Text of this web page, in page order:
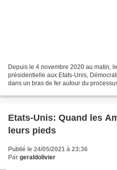
Depuis le 4 novembre 2020 au matin,
présidentielle aux Etats-Unis,
dans un bras de fer autour du
Etats-Unis: Quand les
leurs pieds
Publié le 24/05/2021 à 23:36
Par geraldolivier